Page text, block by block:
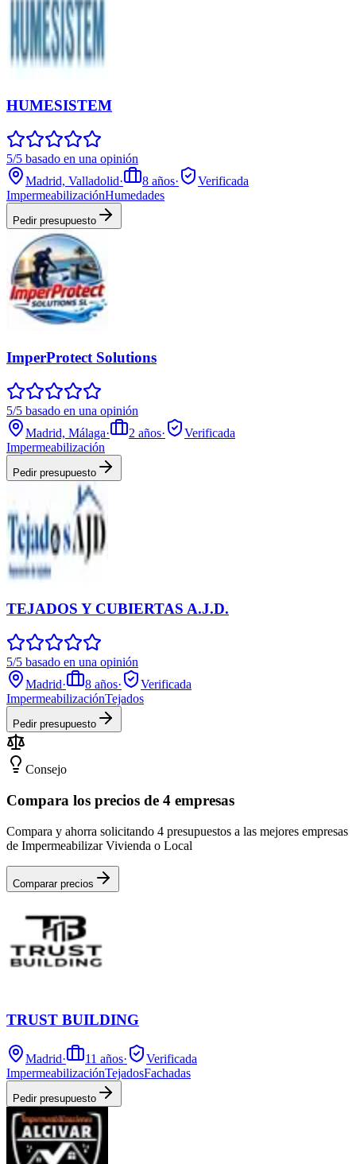
HUMESISTEM
5/5 basado en una opinión
Madrid, Valladolid· 8 años·
Verificada
ImpermeabilizaciónHumedades
Pedir presupuesto
ImperProtect Solutions
5/5 basado en una opinión
Madrid, Málaga· 2 años·
Verificada
Impermeabilización
Pedir presupuesto
TEJADOS Y CUBIERTAS A.J.D.
5/5 basado en una opinión
Madrid· 8 años·
Verificada
ImpermeabilizaciónTejados
Pedir presupuesto
Consejo
Compara los precios de 4 empresas
Compara y ahorra solicitando 4 presupuestos a las mejores empresas
de Impermeabilizar Vivienda o Local
Comparar precios
TRUST BUILDING
Madrid· 11 años·
Verificada
ImpermeabilizaciónTejadosFachadas
Pedir presupuesto